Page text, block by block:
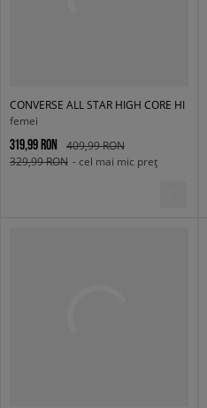
CONVERSE ALL STAR HIGH CORE HI
femei
319,99 RON
409,99 RON
329,99 RON - cel mai mic preț